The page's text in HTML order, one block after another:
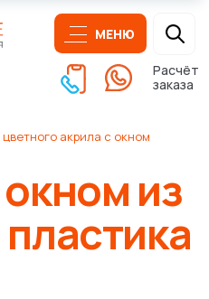
Расчёт
акрила с окном
из
от 50000 ₸*